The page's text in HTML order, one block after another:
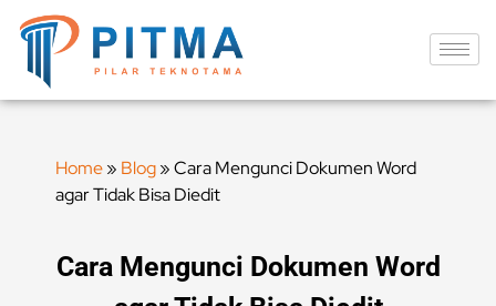
Home» Blog»Cara Mengunci Dokumen Word
agar Tidak Bisa Diedit
Cara Mengunci Dokumen Word